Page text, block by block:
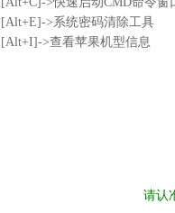
[Alt+E]->系统密码清除工具
[Alt+I]->查看苹果机型信息
请认